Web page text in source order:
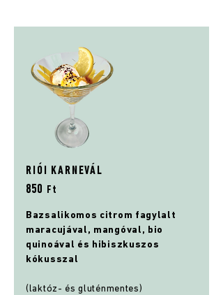
Bazsalikomos citrom fagylalt
maracujával, mangóval, bio
quinoával és hibiszkuszos
kókusszal
(laktóz- és gluténmentes)
RIÓI KARNEVÁL
850 Ft